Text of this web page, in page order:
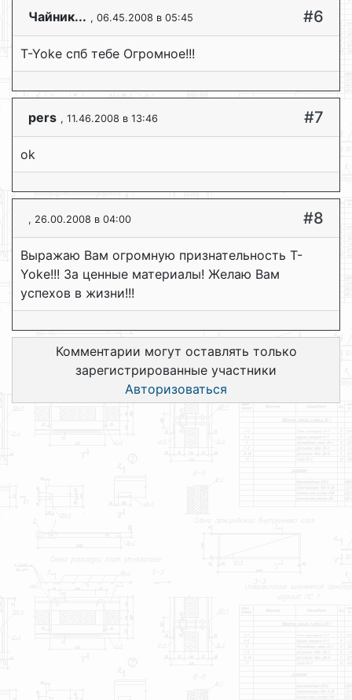
Чайник... , 06.45.2008 в 05:45 #6
T-Yoke спб тебе Огромное!!!
pers , 11.46.2008 в 13:46 #7
ok
, 26.00.2008 в 04:00 #8
Выражаю Вам огромную признательность T-
Yoke!!! За ценные материалы! Желаю Вам
успехов в жизни!!!
Комментарии могут оставлять только
зарегистрированные участники
Авторизоваться